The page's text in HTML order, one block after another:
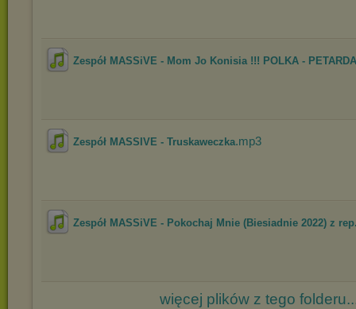
Zespół MASSiVE - Mom Jo Konisia !!! POLKA -
Zespół MASSIVE - Truskaweczka.mp3
Zespół MASSiVE - Pokochaj Mnie (Biesiadnie 2022) z
więcej plików z tego